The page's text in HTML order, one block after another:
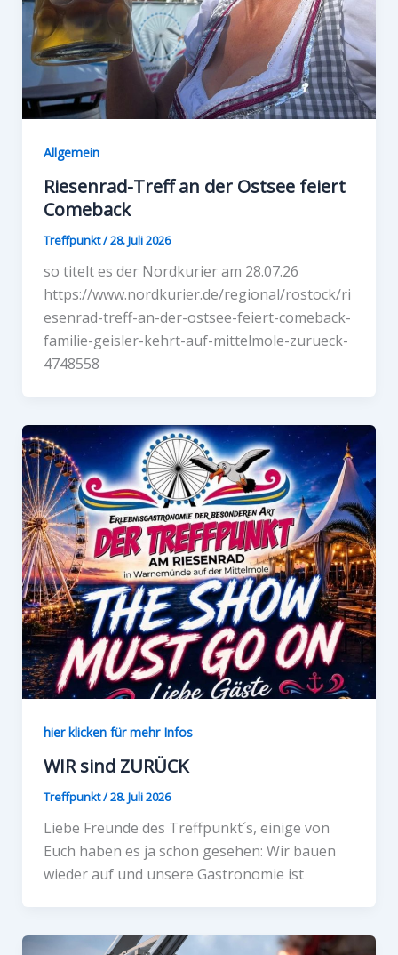
Allgemein
Riesenrad-Treff an der Ostsee feiert
Comeback
Treffpunkt/28. Juli 2026
so titelt es der Nordkurier am 28.07.26
https://www.nordkurier.de/regional/rostock/ri
esenrad-treff-an-der-ostsee-feiert-comeback-
familie-geisler-kehrt-auf-mittelmole-zurueck-
4748558
hier klicken für mehr Infos
WIR sind ZURÜCK
Treffpunkt/28. Juli 2026
Liebe Freunde des Treffpunkt´s, einige von
Euch haben es ja schon gesehen: Wir bauen
wieder auf und unsere Gastronomie ist